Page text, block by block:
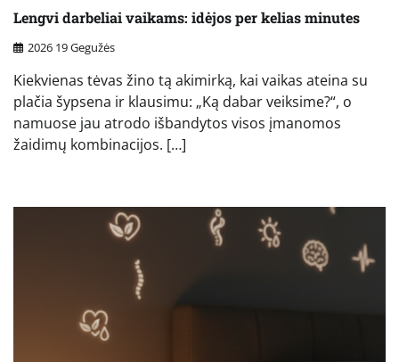
Lengvi darbeliai vaikams: idėjos per kelias minutes
2026 19 Gegužės
Kiekvienas tėvas žino tą akimirką, kai vaikas ateina su
plačia šypsena ir klausimu: „Ką dabar veiksime?“, o
namuose jau atrodo išbandytos visos įmanomos
žaidimų kombinacijos. […]